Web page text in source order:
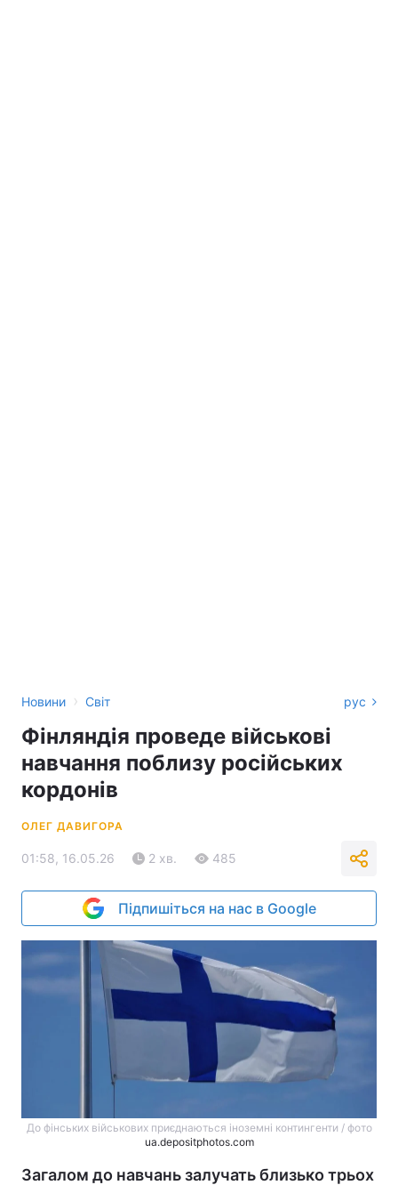
Новини › Світ рус
Фінляндія проведе військові
навчання поблизу російських
кордонів
ОЛЕГ ДАВИГОРА
01:58, 16.05.26 2 хв. 485
Підпишіться на нас в Google
До фінських військових приєднаються іноземні контингенти / фото
ua.depositphotos.com
Загалом до навчань залучать близько трьох